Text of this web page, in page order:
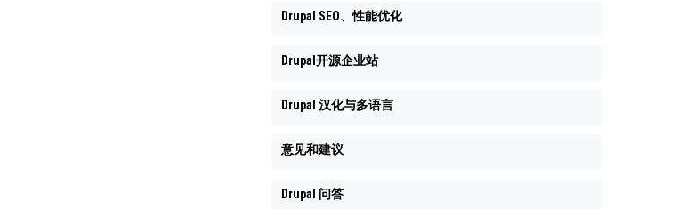
Drupal SEO、性能优化
Drupal开源企业站
Drupal 汉化与多语言
意见和建议
Drupal 问答